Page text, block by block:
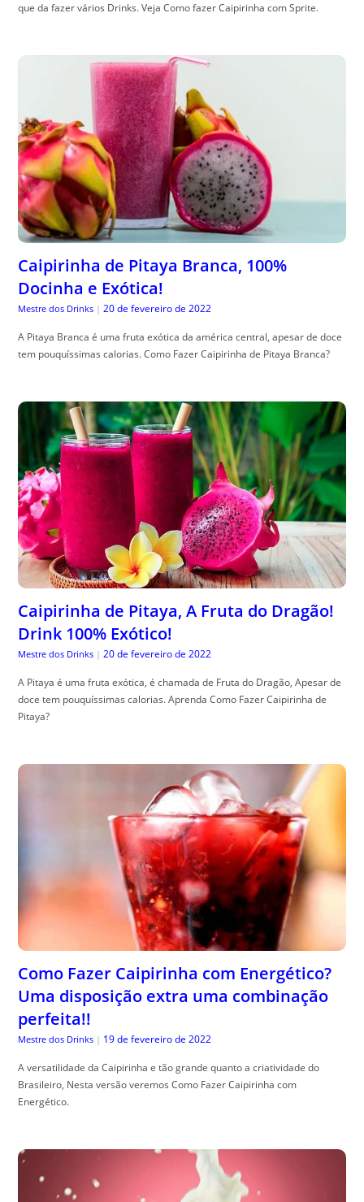
que da fazer vários Drinks. Veja Como fazer Caipirinha com Sprite.
Caipirinha de Pitaya Branca, 100%
Docinha e Exótica!
Mestre dos Drinks | 20 de fevereiro de 2022
A Pitaya Branca é uma fruta exótica da américa central, apesar de doce
tem pouquíssimas calorias. Como Fazer Caipirinha de Pitaya Branca?
Caipirinha de Pitaya, A Fruta do Dragão!
Drink 100% Exótico!
Mestre dos Drinks | 20 de fevereiro de 2022
A Pitaya é uma fruta exótica, é chamada de Fruta do Dragão, Apesar de
doce tem pouquíssimas calorias. Aprenda Como Fazer Caipirinha de
Pitaya?
Como Fazer Caipirinha com Energético?
Uma disposição extra uma combinação
perfeita!!
Mestre dos Drinks | 19 de fevereiro de 2022
A versatilidade da Caipirinha e tão grande quanto a criatividade do
Brasileiro, Nesta versão veremos Como Fazer Caipirinha com
Energético.